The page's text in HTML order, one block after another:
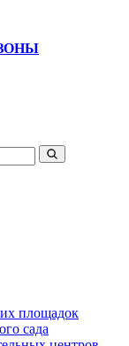
площадок
сада